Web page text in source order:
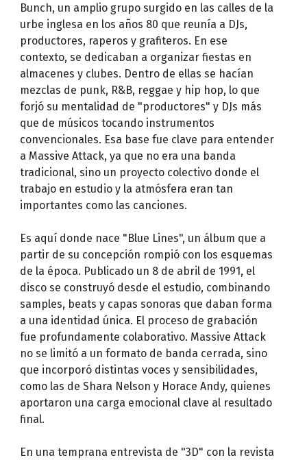
Bunch, un amplio grupo surgido en las calles de la
urbe inglesa en los años 80 que reunía a DJs,
productores, raperos y grafiteros. En ese
contexto, se dedicaban a organizar fiestas en
almacenes y clubes. Dentro de ellas se hacían
mezclas de punk, R&B, reggae y hip hop, lo que
forjó su mentalidad de "productores" y DJs más
que de músicos tocando instrumentos
convencionales. Esa base fue clave para entender
a Massive Attack, ya que no era una banda
tradicional, sino un proyecto colectivo donde el
trabajo en estudio y la atmósfera eran tan
importantes como las canciones.
Es aquí donde nace "Blue Lines", un álbum que a
partir de su concepción rompió con los esquemas
de la época. Publicado un 8 de abril de 1991, el
disco se construyó desde el estudio, combinando
samples, beats y capas sonoras que daban forma
a una identidad única. El proceso de grabación
fue profundamente colaborativo. Massive Attack
no se limitó a un formato de banda cerrada, sino
que incorporó distintas voces y sensibilidades,
como las de Shara Nelson y Horace Andy, quienes
aportaron una carga emocional clave al resultado
final.
En una temprana entrevista de "3D" con la revista